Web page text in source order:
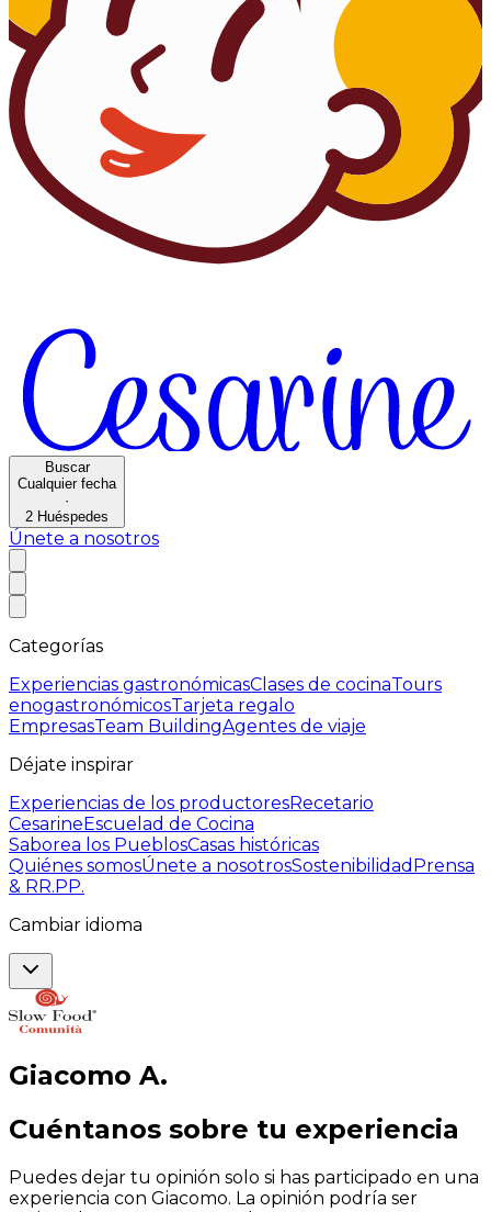
Buscar
Cualquier fecha
·
2 Huéspedes
Únete a nosotros
Categorías
Experiencias gastronómicasClases de cocinaTours
enogastronómicosTarjeta regalo
EmpresasTeam BuildingAgentes de viaje
Déjate inspirar
Experiencias de los productoresRecetario
CesarineEscuelad de Cocina
Saborea los PueblosCasas históricas
Quiénes somosÚnete a nosotrosSostenibilidad Prensa
& RR.PP.
Cambiar idioma
Giacomo A.
Cuéntanos sobre tu experiencia
Puedes dejar tu opinión solo si has participado en una
experiencia con Giacomo. La opinión podría ser